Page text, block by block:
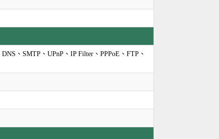
、SMTP、UPnP、IP Filter、PPPoE、FTP、